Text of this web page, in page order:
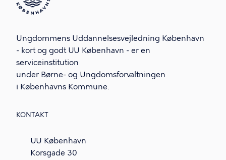
Ungdommens Uddannelsesvejledning København
- kort og godt UU København - er en
serviceinstitution
under Børne- og Ungdomsforvaltningen
i Københavns Kommune.
KONTAKT
UU København
Korsgade 30